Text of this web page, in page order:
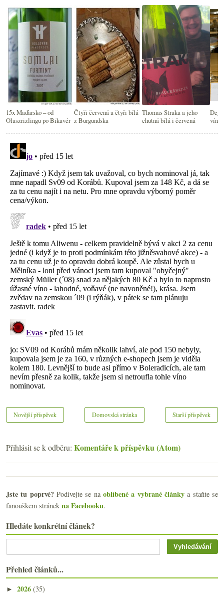
15x Maďarsko – od
Olaszrizlingu po Bikavér
Čtyři červená a čtyři bílá
z Burgundska
Thomas Straka a jeho
chutná bílá i červená
vín
Novější příspěvek Starší příspěvek
Domovská stránka
Přihlásit se k odběru: Komentáře k příspěvku (Atom)
Jste tu poprvé?Podívejte se naoblíbené a vybrané články a staňte se
fanouškem stránek na Facebooku.
Hledáte konkrétní článek?
Přehled článků...
► 2026 (35)